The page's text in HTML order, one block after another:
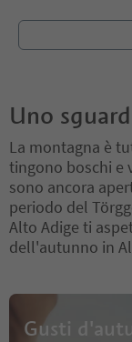
Uno
La montagna è
tingono boschi e
sono ancora
periodo del
Alto Adige ti
dell'autunno in
Gusti